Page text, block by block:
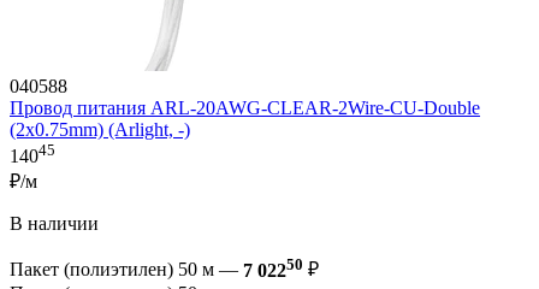
040588
Провод питания ARL-20AWG-CLEAR-2Wire-CU-Double
(2x0.75mm) (Arlight, -)
14045
₽/м
В наличии
Пакет (полиэтилен) 50 м — 7 02250 ₽